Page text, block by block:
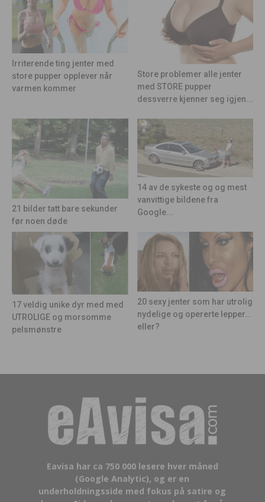
Irriterende ting jenter med
store pupper opplever når
varmen kommer
Store problemer alle jenter
med STORE pupper
dessverre kjenner seg igjen...
21 bilder tatt bare sekunder
før noen døde
14 av de sykeste og og mest
vanvittige bildene fra
Google...
17 veldig unike dyr med med
UTROLIGE og morsomme
pelsmønstre
20 sexy jenter som har utrolig
nydelige og opererte lepper…
eller?
Eavisa har ca 750 000 lesere hver måned
(Google Analytic), og er en
underholdningsside med fokus på satire og